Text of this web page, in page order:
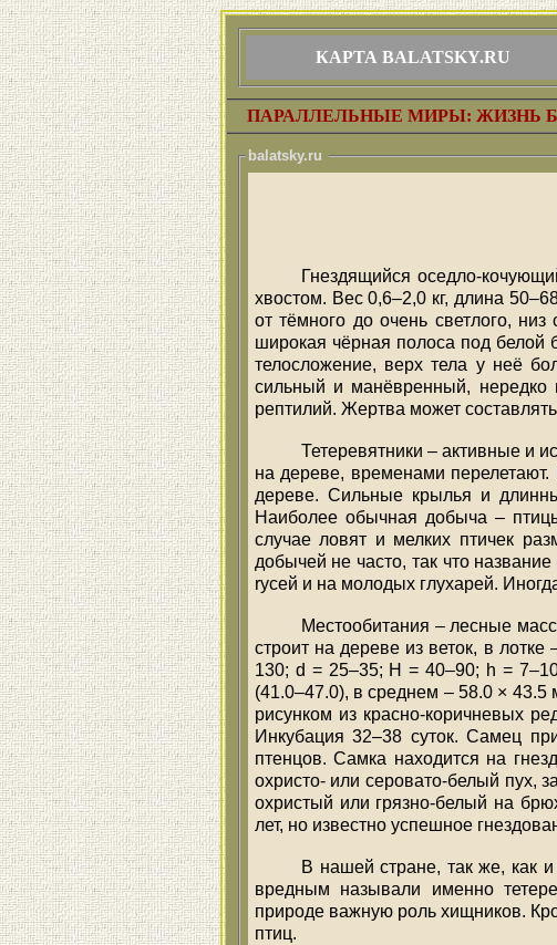
КАРТА BALATSKY.RU
ПАРАЛЛЕЛЬНЫЕ МИРЫ: ЖИЗНЬ
balatsky.ru
Гнездящийся оседло-
хвостом. Вес 0,6–2,0 кг, длина
от тёмного до очень светлого,
широкая чёрная полоса под белой
телосложение, верх тела у неё
сильный и манёвренный, нередко
рептилий. Жертва может
Тетеревятники – активные и
на дереве, временами
дереве. Сильные крылья и
Наиболее обычная добыча –
случае ловят и мелких птичек
добычей не часто, так что
rусей и на молодых глухарей.
Местообитания – лесные
строит на дереве из веток, в
130; d = 25–35; H = 40–90; h =
(41.0–47.0), в среднем – 58.0 × 43.5
рисунком из красно-коричневых
Инкубация 32–38 суток. Самец
птенцов. Самка находится на
охристо- или серовато-белый пух,
охристый или грязно-белый на
лет, но известно успешное
В нашей стране, так же, как
вредным называли именно
природе важную роль хищников.
птиц.